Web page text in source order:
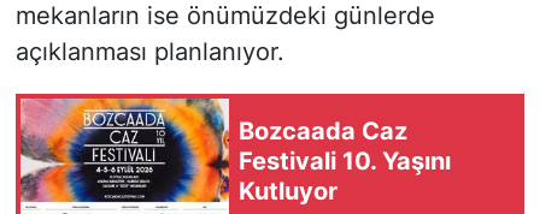
mekanların ise önümüzdeki günlerde
açıklanması planlanıyor.
Bozcaada Caz
Festivali 10. Yaşını
Kutluyor